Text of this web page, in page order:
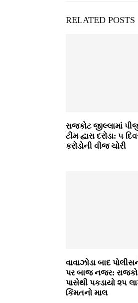
RELATED POSTS
રાજકોટ જીલ્લામાં
ટીમ દ્વારા દરોડા: ૫
કરોડોની વીજ ચોરી
વાવાઝોડા બાદ
પર બાજ નજર:
પાસેથી પકડાયો ૨૫
કિંમતનો માલ